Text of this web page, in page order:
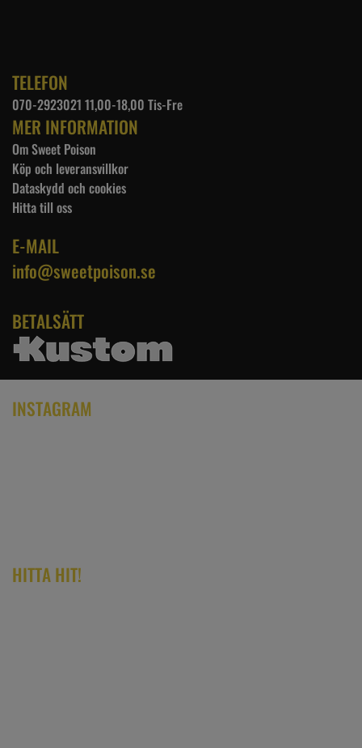
TELEFON
070-2923021 11,00-18,00 Tis-Fre
MER INFORMATION
Om Sweet Poison
Köp och leveransvillkor
Dataskydd och cookies
Hitta till oss
E-MAIL
info@sweetpoison.se
BETALSÄTT
INSTAGRAM
HITTA HIT!